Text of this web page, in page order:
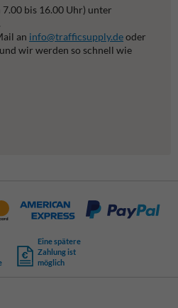
bis 16.00 Uhr) unter
an info@trafficsupply.deoder
wir werden so schnell wie
Eine spätere
Zahlung ist
möglich